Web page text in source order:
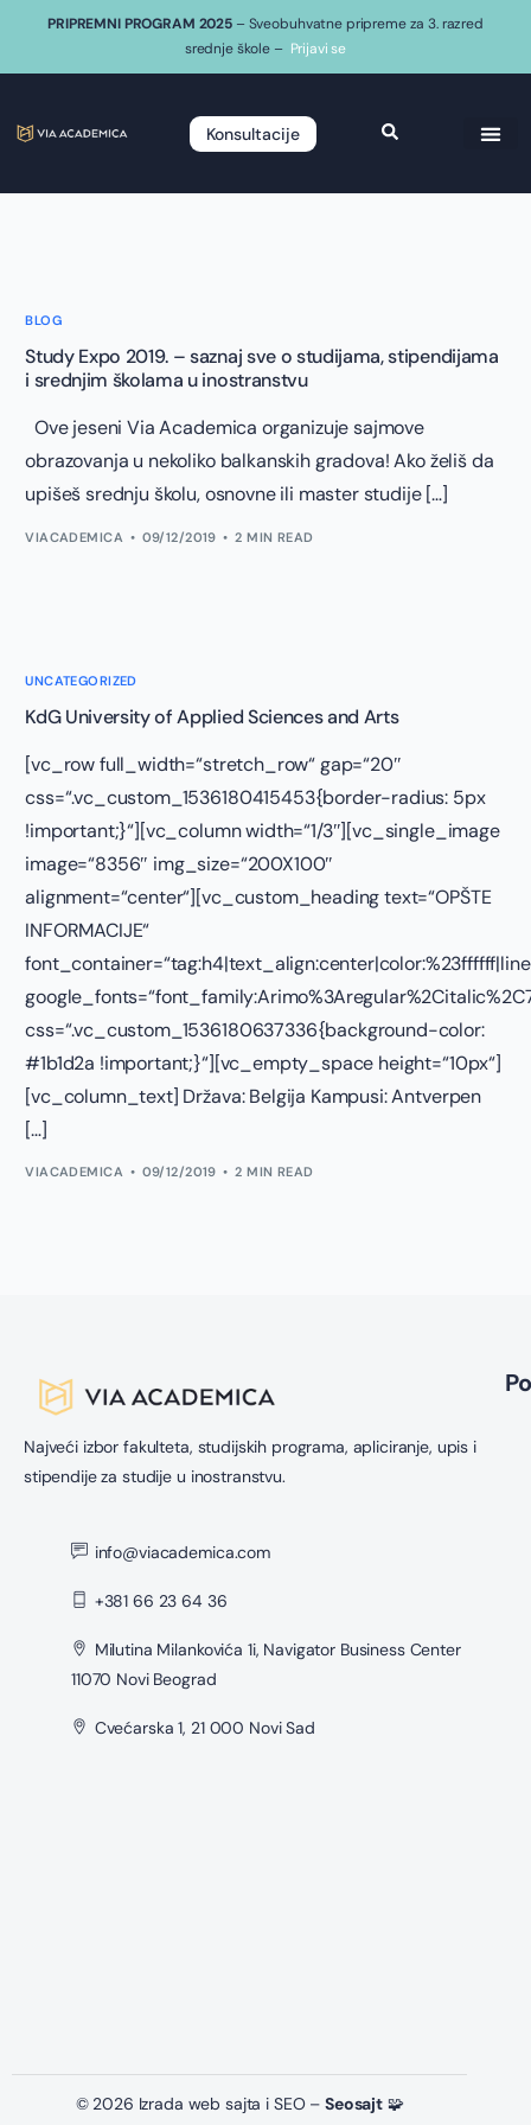
PRIPREMNI PROGRAM 2025 – Sveobuhvatne pripreme za 3. razred
srednje škole – Prijavi se
Konsultacije
BLOG
Study Expo 2019. – saznaj sve o studijama, stipendijama
i srednjim školama u inostranstvu
Ove jeseni Via Academica organizuje sajmove
obrazovanja u nekoliko balkanskih gradova! Ako želiš da
upišeš srednju školu, osnovne ili master studije […]
VIACADEMICA 09/12/2019 2 MIN READ
UNCATEGORIZED
KdG University of Applied Sciences and Arts
[vc_row full_width=“stretch_row“ gap=“20″
css=“.vc_custom_1536180415453{border-radius: 5px
!important;}“][vc_column width=“1/3″][vc_single_image
image=“8356″ img_size=“200X100″
alignment=“center“][vc_custom_heading text=“OPŠTE
INFORMACIJE“
css=“.vc_custom_1536180637336{background-color:
#1b1d2a !important;}“][vc_empty_space height=“10px“]
[vc_column_text] Država: Belgija Kampusi: Antverpen
[…]
VIACADEMICA 09/12/2019 2 MIN READ
Najveći izbor fakulteta, studijskih programa, apliciranje, upis i
stipendije za studije u inostranstvu.
info@viacademica.com
+381 66 23 64 36
Milutina Milankovića 1i, Navigator Business Center
11070 Novi Beograd
Cvećarska 1, 21 000 Novi Sad
© 2026 Izrada web sajta i SEO –Seosajt 🧩